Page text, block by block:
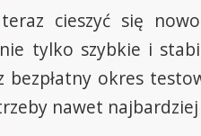
cieszyć się
tylko szybkie i
bezpłatny okres
nawet